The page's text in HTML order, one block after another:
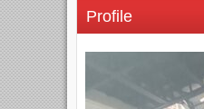
Profile